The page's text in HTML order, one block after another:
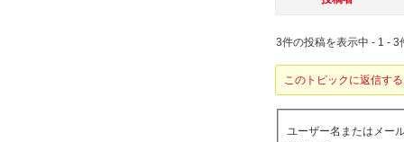
3件の投稿を表示中 - 1 - 3
このトピックに返信す
ユーザー名またはメー